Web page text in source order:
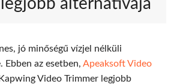
alternatívája
jó minőségű vízjel nélküli
Ebben az esetben, Apeaksoft Video
Video Trimmer legjobb